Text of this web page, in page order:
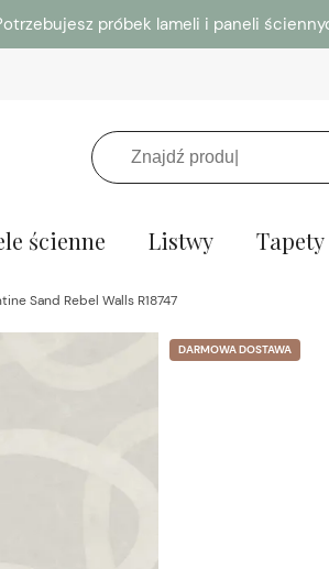
próbek lameli i paneli
ścienne Listwy Tapety
Sand Rebel Walls R18747
DARMOWA DOSTAWA